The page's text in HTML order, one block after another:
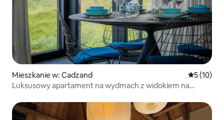
Mieszkanie w: Cadzand Średnia
5 (10)
Luksusowy apartament na wydmach z widokiem na